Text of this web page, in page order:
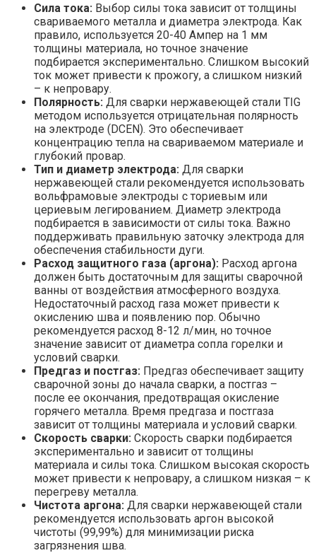
Сила тока: Выбор силы тока зависит от толщины
свариваемого металла и диаметра электрода. Как
правило, используется 20-40 Ампер на 1 мм
толщины материала, но точное значение
подбирается экспериментально. Слишком высокий
ток может привести к прожогу, а слишком низкий
– к непровару.
Полярность: Для сварки нержавеющей стали TIG
методом используется отрицательная полярность
на электроде (DCEN). Это обеспечивает
концентрацию тепла на свариваемом материале и
глубокий провар.
Тип и диаметр электрода: Для сварки
нержавеющей стали рекомендуется использовать
вольфрамовые электроды с ториевым или
цериевым легированием. Диаметр электрода
подбирается в зависимости от силы тока. Важно
поддерживать правильную заточку электрода для
обеспечения стабильности дуги.
Расход защитного газа (аргона): Расход аргона
должен быть достаточным для защиты сварочной
ванны от воздействия атмосферного воздуха.
Недостаточный расход газа может привести к
окислению шва и появлению пор. Обычно
рекомендуется расход 8-12 л/мин, но точное
значение зависит от диаметра сопла горелки и
условий сварки.
Предгаз и постгаз: Предгаз обеспечивает защиту
сварочной зоны до начала сварки, а постгаз –
после ее окончания, предотвращая окисление
горячего металла. Время предгаза и постгаза
зависит от толщины материала и условий сварки.
Скорость сварки: Скорость сварки подбирается
экспериментально и зависит от толщины
материала и силы тока. Слишком высокая скорость
может привести к непровару, а слишком низкая – к
перегреву металла.
Чистота аргона: Для сварки нержавеющей стали
рекомендуется использовать аргон высокой
чистоты (99,99%) для минимизации риска
загрязнения шва.